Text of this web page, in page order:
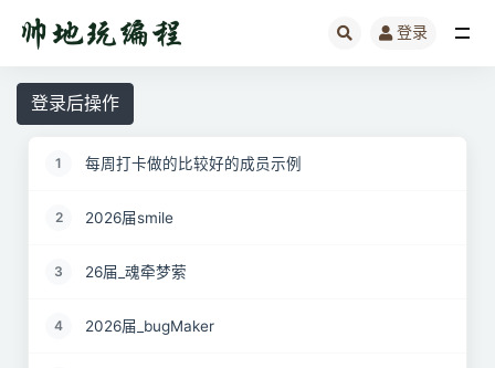
登录
登录后操作
1 每周打卡做的比较好的成员示例
2 2026届smile
3 26届_魂牵梦萦
4 2026届_bugMaker